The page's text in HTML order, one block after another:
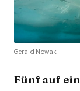
Gerald Nowak
Fünf auf